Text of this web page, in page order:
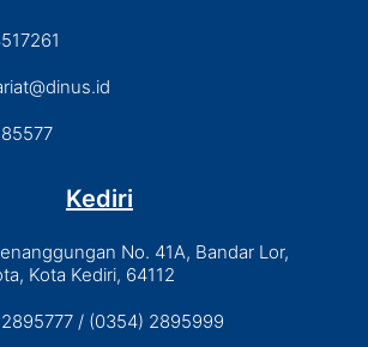
Kediri
No. 41A, Bandar Lor,
Kota Kediri, 64112
/ (0354) 2895999